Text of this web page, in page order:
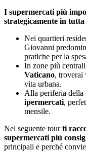
I supermercati più
strategicamente in
Nei quartieri
Giovanni
pratiche per la
In zone più
Vaticano, troverai
vita urbana.
Alla periferia della
ipermercati,
mensile.
Nel seguente tourti
supermercati più
principali e perché